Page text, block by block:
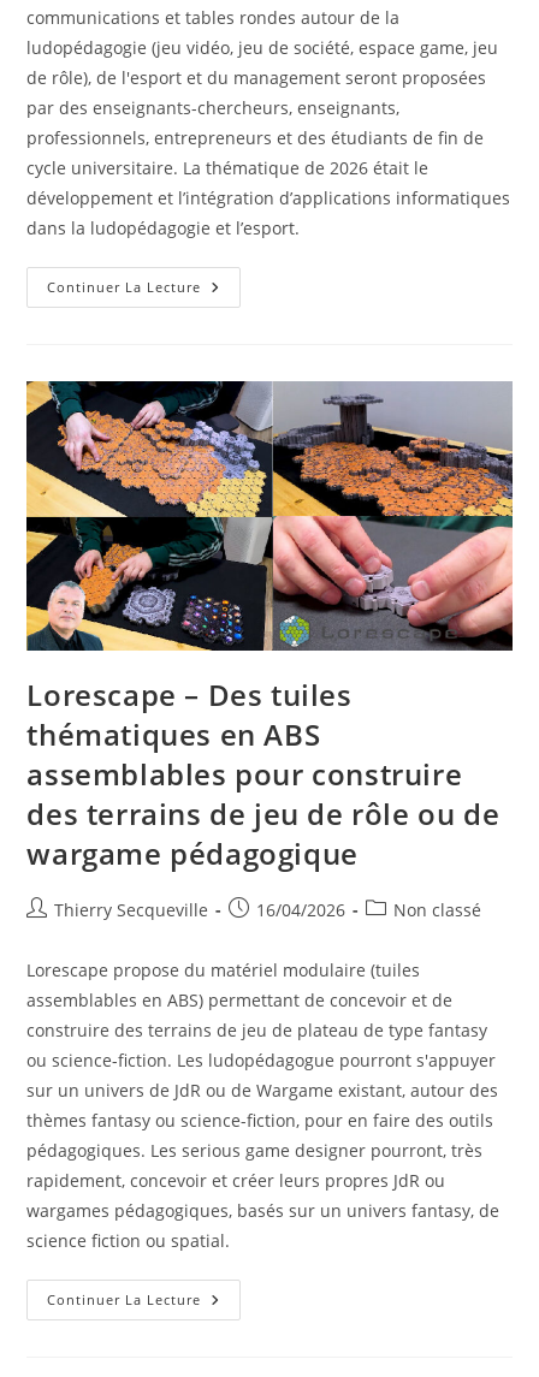
communications et tables rondes autour de la
ludopédagogie (jeu vidéo, jeu de société, espace game, jeu
de rôle), de l'esport et du management seront proposées
par des enseignants-chercheurs, enseignants,
professionnels, entrepreneurs et des étudiants de fin de
cycle universitaire. La thématique de 2026 était le
développement et l’intégration d’applications informatiques
dans la ludopédagogie et l’esport.
Continuer La Lecture 10ème
Édition
Evolution
–
CIGE
2026
Lorescape – Des tuiles
thématiques en ABS
assemblables pour construire
des terrains de jeu de rôle ou de
wargame pédagogique
Auteur/autrice
la
publication :
Thierry Secqueville
Publication
16/04/2026
PostNon classé
Lorescape propose du matériel modulaire (tuiles
assemblables en ABS) permettant de concevoir et de
construire des terrains de jeu de plateau de type fantasy
ou science-fiction. Les ludopédagogue pourront s'appuyer
sur un univers de JdR ou de Wargame existant, autour des
thèmes fantasy ou science-fiction, pour en faire des outils
pédagogiques. Les serious game designer pourront, très
rapidement, concevoir et créer leurs propres JdR ou
wargames pédagogiques, basés sur un univers fantasy, de
science fiction ou spatial.
Continuer La Lecture Lorescape
–